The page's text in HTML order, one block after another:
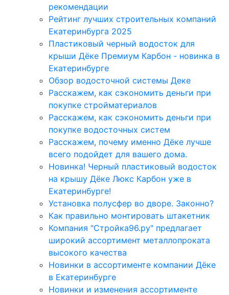
рекомендации
Рейтинг лучших строительных компаний
Екатеринбурга 2025
Пластиковый черный водосток для
крыши Дёке Премиум Карбон - новинка в
Екатеринбурге
Обзор водосточной системы Деке
Расскажем, как сэкономить деньги при
покупке стройматериалов
Расскажем, как сэкономить деньги при
покупке водосточных систем
Расскажем, почему именно Дёке лучше
всего подойдет для вашего дома.
Новинка! Черный пластиковый водосток
на крышу Дёке Люкс Карбон уже в
Екатеринбурге!
Установка полусфер во дворе. Законно?
Как правильно монтировать штакетник
Компания "Стройка96.ру" предлагает
широкий ассортимент металлопроката
высокого качества
Новинки в ассортименте компании Дёке
в Екатеринбурге
Новинки и изменения ассортименте